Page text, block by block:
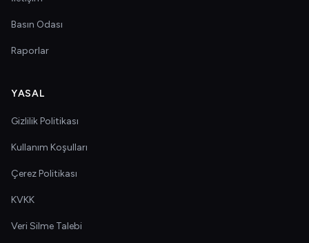
Basın Odası
Raporlar
YASAL
Gizlilik Politikası
Kullanım Koşulları
Çerez Politikası
KVKK
Veri Silme Talebi